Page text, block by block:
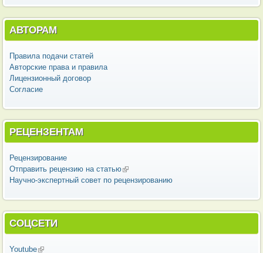
АВТОРАМ
Правила подачи статей
Авторские права и правила
Лицензионный договор
Согласие
РЕЦЕНЗЕНТАМ
Рецензирование
Отправить рецензию на статью(внешняя ссылка)
Научно-экспертный совет по рецензированию
СОЦСЕТИ
Youtube(внешняя ссылка)